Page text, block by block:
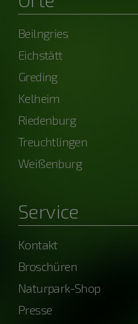
Beilngries
Eichstätt
Greding
Kelheim
Riedenburg
Treuchtlingen
Weißenburg
Service
Kontakt
Broschüren
Naturpark-Shop
Presse